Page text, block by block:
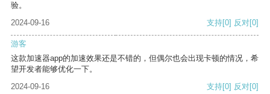
验。
2024-09-16
支持[0] 反对[0]
游客
这款加速器app的加速效果还是不错的，但偶尔也会出现卡顿的情况，希
望开发者能够优化一下。
2024-09-16
支持[0] 反对[0]